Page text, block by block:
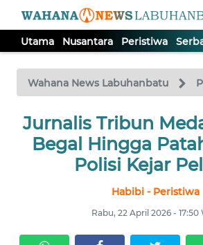
Utama Nusantara Peristiwa
Wahana News Labuhanbatu
Jurnalis Tribun
Begal Hingga
Polisi Kejar
Habibi - Peristiwa
Rabu, 22 April 2026 - 17:50
TV
Tutup
UTAMA
NUSANTARA
SERBA-